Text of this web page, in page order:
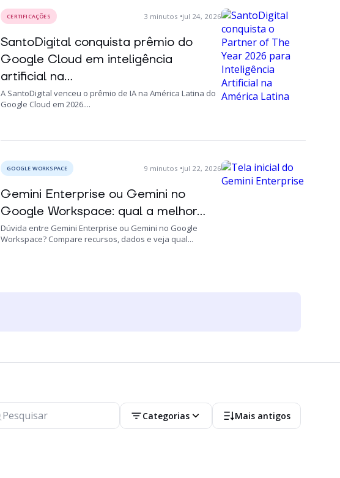
CERTIFICAÇÕES 3 minutos jul 24, 2026
SantoDigital conquista prêmio do
Google Cloud em inteligência
artificial na...
A SantoDigital venceu o prêmio de IA na América Latina do
Google Cloud em 2026....
GOOGLE WORKSPACE 9 minutos jul 22, 2026
Gemini Enterprise ou Gemini no
Google Workspace: qual a melhor...
Dúvida entre Gemini Enterprise ou Gemini no Google
Workspace? Compare recursos, dados e veja qual...
Categorias Mais antigos